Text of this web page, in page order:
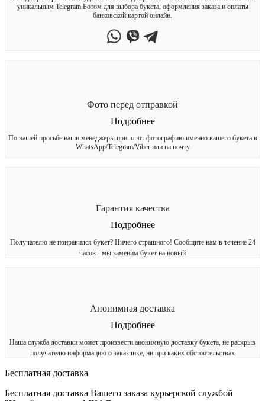
уникальным Telegram Ботом для выбора букета, оформления заказа и оплаты
банковской картой онлайн.
Фото перед отправкой
Подробнее
По вашей просьбе наши менеджеры пришлют фотографию именно вашего букета в
WhatsApp/Telegram/Viber или на почту
Гарантия качества
Подробнее
Получателю не понравился букет? Ничего страшного! Сообщите нам в течение 24
часов - мы заменим букет на новый
Анонимная доставка
Подробнее
Наша служба доставки может произвести анонимную доставку букета, не раскрыв
получателю информацию о заказчике, ни при каких обстоятельствах
Бесплатная доставка
Бесплатная доставка Вашего заказа курьерской службой